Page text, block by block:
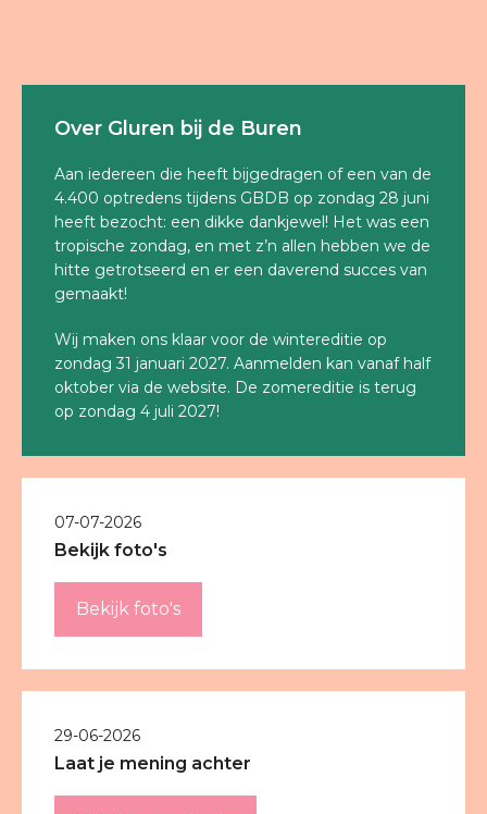
Over Gluren bij de Buren
Aan iedereen die heeft bijgedragen of een van de
4.400 optredens tijdens GBDB op zondag 28 juni
heeft bezocht: een dikke dankjewel! Het was een
tropische zondag, en met z’n allen hebben we de
hitte getrotseerd en er een daverend succes van
gemaakt!
Wij maken ons klaar voor de wintereditie op
zondag 31 januari 2027. Aanmelden kan vanaf half
oktober via de website. De zomereditie is terug
op zondag 4 juli 2027!
07-07-2026
Bekijk foto's
Bekijk foto's
29-06-2026
Laat je mening achter